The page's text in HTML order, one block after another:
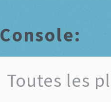
Console: